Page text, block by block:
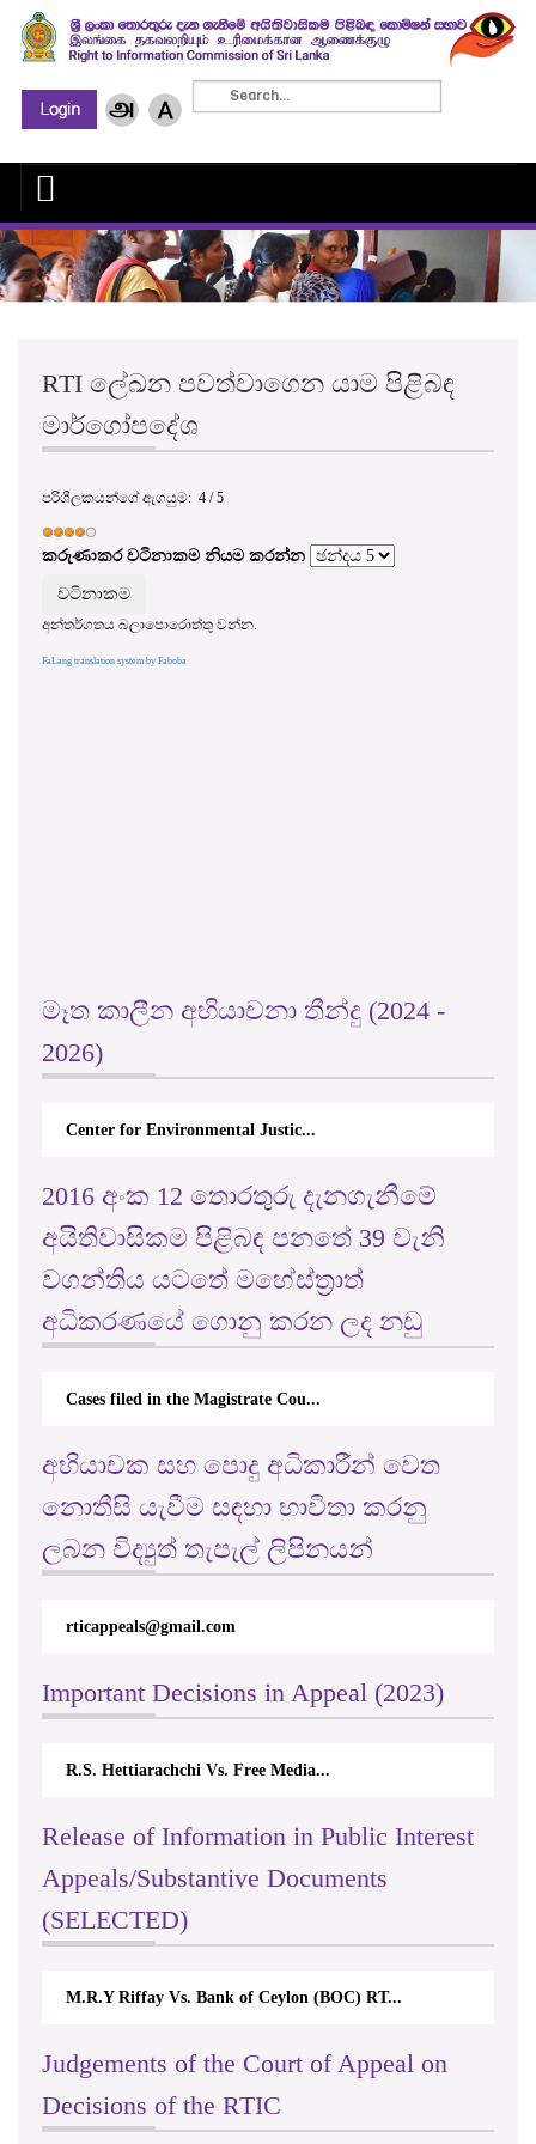
RTI ලේඛන පවත්වාගෙන යාම පිළිබඳ
මාර්ගෝපදේශ
පරිශීලකයන්ගේ ඇගයුම: 4 /5
කරුණාකර වටිනාකම නියම කරන්න
අන්තර්ගතය බලාපොරොත්තු වන්න.
FaLang translation system by Faboba
මෑත කාලීන අභියාචනා තීන්දු (2024 -
2026)
Center for Environmental Justic...
2016 අංක 12 තොරතුරු දැනගැනීමේ
අයිතිවාසිකම පිළිබඳ පනතේ 39 වැනි
වගන්තිය යටතේ මහේස්ත්‍රාත්
අධිකරණයේ ගොනු කරන ලද නඩු
Cases filed in the Magistrate Cou...
අභියාචක සහ පොදු අධිකාරීන් වෙත
නොතීසි යැවීම සඳහා භාවිතා කරනු
ලබන විද්‍යුත් තැපැල් ලිපිනයන්
rticappeals@gmail.com
Important Decisions in Appeal (2023)
R.S. Hettiarachchi Vs. Free Media...
Release of Information in Public Interest
Appeals/Substantive Documents
(SELECTED)
M.R.Y Riffay Vs. Bank of Ceylon (BOC) RT...
Judgements of the Court of Appeal on
Decisions of the RTIC